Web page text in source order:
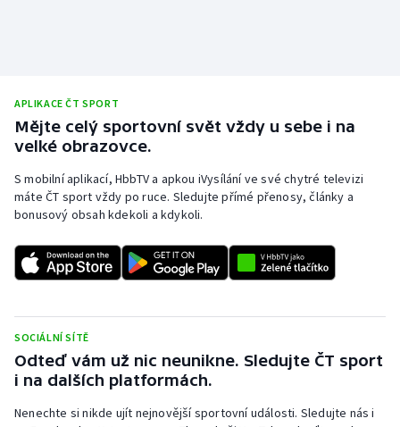
APLIKACE ČT SPORT
Mějte celý sportovní svět vždy u sebe i na
velké obrazovce.
S mobilní aplikací, HbbTV a apkou iVysílání ve své chytré televizi
máte ČT sport vždy po ruce. Sledujte přímé přenosy, články a
bonusový obsah kdekoli a kdykoli.
SOCIÁLNÍ SÍTĚ
Odteď vám už nic neunikne. Sledujte ČT sport
i na dalších platformách.
Nenechte si nikde ujít nejnovější sportovní události. Sledujte nás i